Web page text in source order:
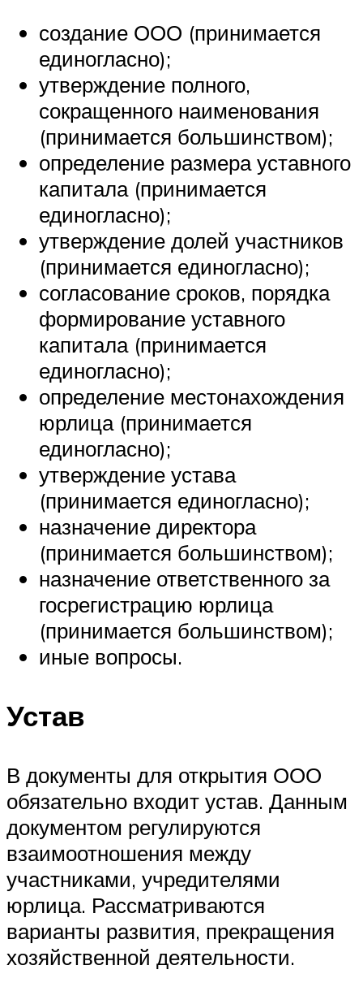
создание ООО (принимается
единогласно);
утверждение полного,
сокращенного наименования
(принимается большинством);
определение размера уставного
капитала (принимается
единогласно);
утверждение долей участников
(принимается единогласно);
согласование сроков, порядка
формирование уставного
капитала (принимается
единогласно);
определение местонахождения
юрлица (принимается
единогласно);
утверждение устава
(принимается единогласно);
назначение директора
(принимается большинством);
назначение ответственного за
госрегистрацию юрлица
(принимается большинством);
иные вопросы.
Устав
В документы для открытия ООО
обязательно входит устав. Данным
документом регулируются
взаимоотношения между
участниками, учредителями
юрлица. Рассматриваются
варианты развития, прекращения
хозяйственной деятельности.